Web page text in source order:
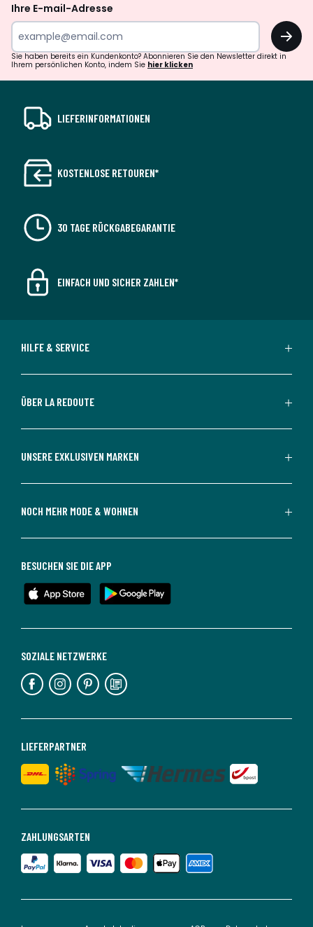
Ihre E-mail-Adresse
OK
Sie haben bereits ein Kundenkonto? Abonnieren Sie den Newsletter direkt in
Ihrem persönlichen Konto, indem Sie hier klicken
LIEFERINFORMATIONEN
KOSTENLOSE RETOUREN*
30 TAGE RÜCKGABEGARANTIE
EINFACH UND SICHER ZAHLEN*
HILFE & SERVICE
ÜBER LA REDOUTE
UNSERE EXKLUSIVEN MARKEN
NOCH MEHR MODE & WOHNEN
ZAHLUNGSARTEN
LIEFERPARTNER
SOZIALE NETZWERKE
BESUCHEN SIE DIE APP